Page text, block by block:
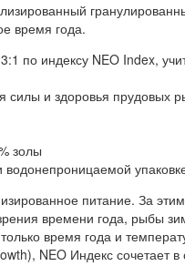
время года.
по индексу NEO Index,
силы и здоровья прудовых
золы
питание. За
времени года, рыбы
время года и
NEO Индекс сочетает